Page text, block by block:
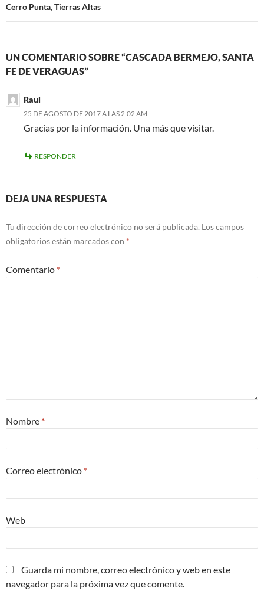
entradas
Cerro Punta, Tierras Altas
UN COMENTARIO SOBRE “CASCADA BERMEJO, SANTA
FE DE VERAGUAS”
Raul
25 DE AGOSTO DE 2017 A LAS 2:02 AM
Gracias por la información. Una más que visitar.
RESPONDER
DEJA UNA RESPUESTA
Tu dirección de correo electrónico no será publicada. Los campos
obligatorios están marcados con *
Comentario *
Nombre *
Correo electrónico *
Web
Guarda mi nombre, correo electrónico y web en este
navegador para la próxima vez que comente.